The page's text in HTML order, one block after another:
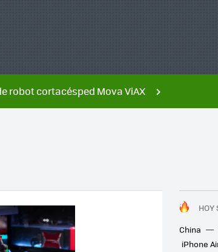
robot cortacésped Mova ViAX
HOY
China
iPhone